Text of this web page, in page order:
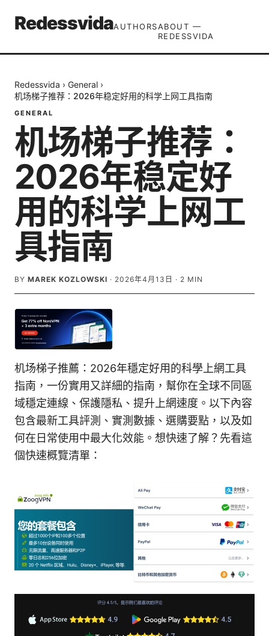
RedessvidaAUTHORSABOUT —
REDESSVIDA
Redessvida › General ›
机场梯子推荐：2026年稳定好用的科学上网工具指南
GENERAL
机场梯子推荐：
2026年稳定好
用的科学上网工
具指南
BY MAREK KOZLOWSKI · 2026年4月13日 · 2 MIN
机场梯子推薦：2026年穩定好用的科學上網工具
指南，一份實用又詳細的指南，幫你在全球不同區
域穩定連線、保護隱私、提升上網速度。以下內容
包含最新工具評測、實測數據、選購要點，以及如
何在日常使用中最大化效能。想快速了解？先看這
個快速概覽清單：